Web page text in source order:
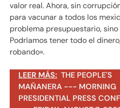
valor real. Ahora, sin
para vacunar a todos los
problema presupuestario,
Podríamos tener todo el
robando».
LEER MÁS: THE PEOPLE'S
MAÑANERA --- MORNING
PRESIDENTIAL PRESS